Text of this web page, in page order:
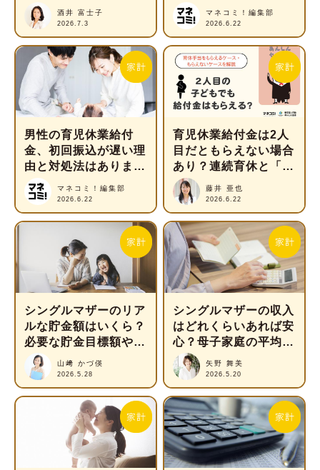
限などを解説
酒井 富士子
2026.7.3
教えてください
マネコミ！編集部
2026.6.22
男性の育児休業給付
金、初回振込が遅い理
由と対処法はあります
か？
マネコミ！編集部
2026.6.22
育児休業給付金は2人
目だともらえない場合
あり？連続育休と「4
年遡り」の注意点
藤井 亜也
2026.6.22
シングルマザーのリア
ルな貯金額はいくら？
必要な貯金目標額や節
約方法を解説
山﨑 かづ偀
2026.5.28
シングルマザーの収入
はどれくらいあれば安
心？母子家庭の平均年
収と必要な費用を解説
矢野 舞美
2026.5.20